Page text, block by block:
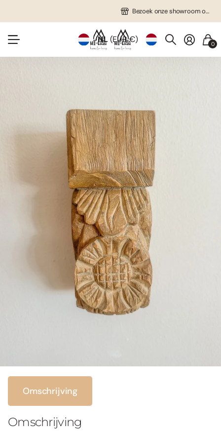
Bezoek onze showroom op afspraak!
NL(EUR €) 0
Omschrijving
Omschrijving